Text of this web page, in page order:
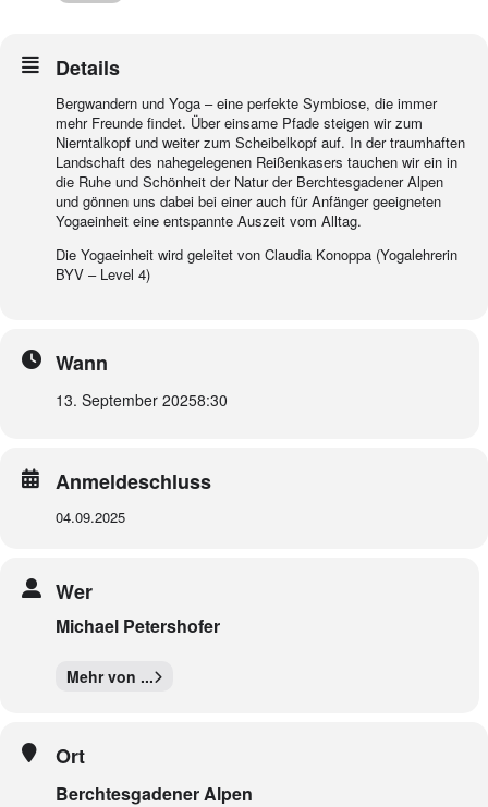
Details
Bergwandern und Yoga – eine perfekte Symbiose, die immer
mehr Freunde findet. Über einsame Pfade steigen wir zum
Nierntalkopf und weiter zum Scheibelkopf auf. In der traumhaften
Landschaft des nahegelegenen Reißenkasers tauchen wir ein in
die Ruhe und Schönheit der Natur der Berchtesgadener Alpen
und gönnen uns dabei bei einer auch für Anfänger geeigneten
Yogaeinheit eine entspannte Auszeit vom Alltag.
Die Yogaeinheit wird geleitet von Claudia Konoppa (Yogalehrerin
BYV – Level 4)
Wann
13. September 20258:30
Anmeldeschluss
04.09.2025
Wer
Michael Petershofer
Mehr von ...
Ort
Berchtesgadener Alpen